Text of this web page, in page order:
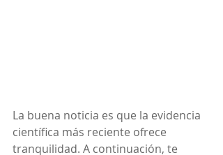
La buena noticia es que la evidencia
científica más reciente ofrece
tranquilidad. A continuación, te